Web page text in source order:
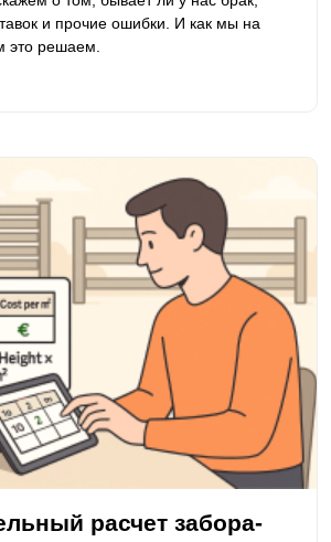
и прочие ошибки. И как мы на
это решаем.
расчет забора-